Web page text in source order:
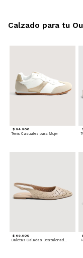
$ 94.900
Tenis Casuales para Mujer
$ 69.900
Calzado para tu